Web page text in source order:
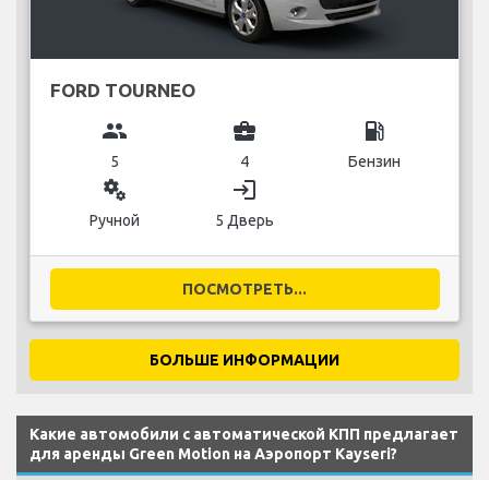
FORD TOURNEO
group
5
business_center
4
local_gas_station
Бензин
miscellaneous_services
Ручной
login
5 Дверь
ПОСМОТРЕТЬ...
БОЛЬШЕ ИНФОРМАЦИИ
Какие автомобили с автоматической КПП предлагает
для аренды Green Motion на Аэропорт Kayseri?